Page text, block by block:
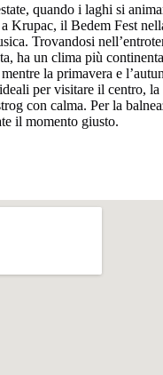
quando i laghi si
Krupac, il Bedem Fest
Trovandosi
ha un clima più
la primavera e
per visitare il centro, la
con calma. Per la
il momento giusto.